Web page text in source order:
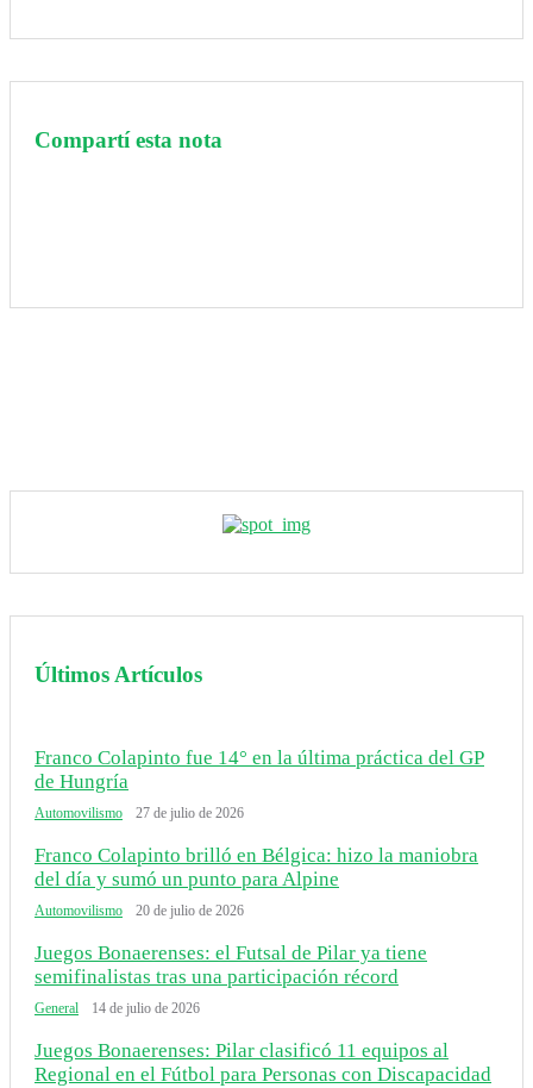
Compartí esta nota
Últimos Artículos
Franco Colapinto fue 14° en la última práctica del GP
de Hungría
Automovilismo 27 de julio de 2026
Franco Colapinto brilló en Bélgica: hizo la maniobra
del día y sumó un punto para Alpine
Automovilismo 20 de julio de 2026
Juegos Bonaerenses: el Futsal de Pilar ya tiene
semifinalistas tras una participación récord
General 14 de julio de 2026
Juegos Bonaerenses: Pilar clasificó 11 equipos al
Regional en el Fútbol para Personas con Discapacidad